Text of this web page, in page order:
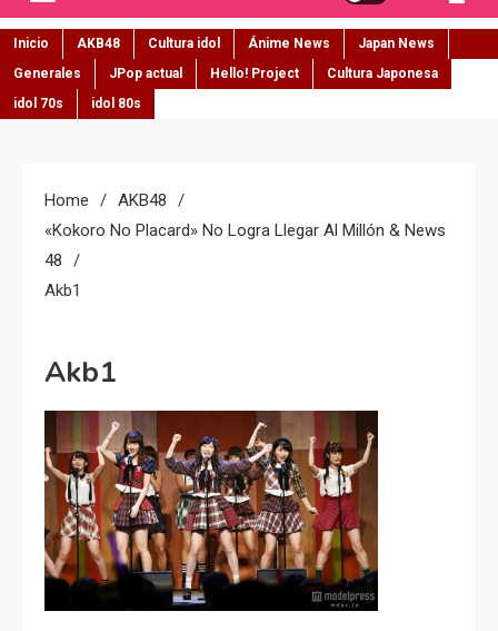
Inicio AKB48 Cultura idol Ánime News
Japan News
Generales
JPop actual Hello! Project
Cultura Japonesa
idol 70s
idol 80s
Home
AKB48
«Kokoro No Placard» No Logra Llegar Al Millón & News
48
Akb1
Akb1